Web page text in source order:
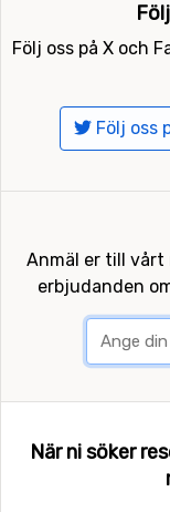
Följ oss på X och
Följ oss
Anmäl er till
erbjudanden
När ni söker